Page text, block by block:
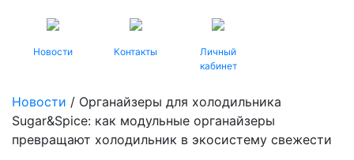
Новости Контакты
Личный
кабинет
Новости / Органайзеры для холодильника
Sugar&Spice: как модульные органайзеры
превращают холодильник в экосистему свежести